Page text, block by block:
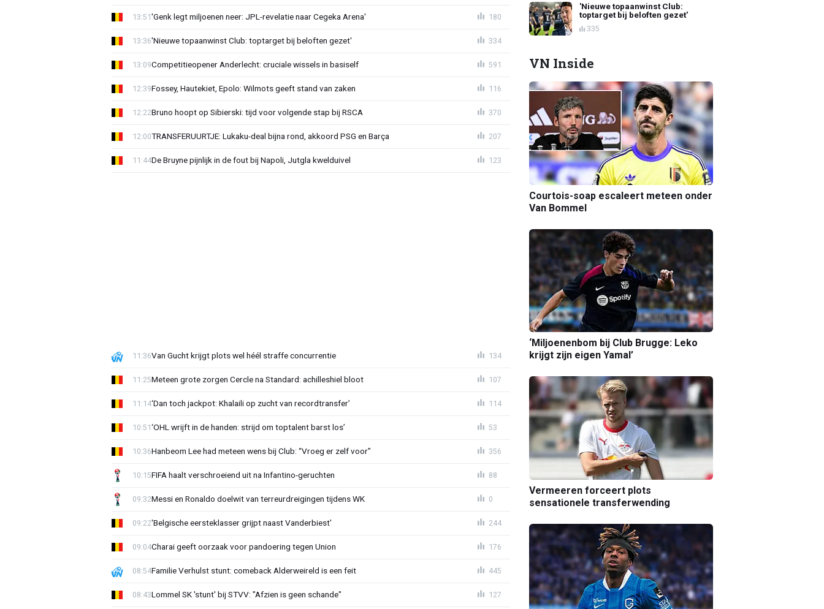
'Genk legt miljoenen neer: JPL-revelatie naar Cegeka Arena'
13:51 180
'Nieuwe topaanwinst Club: toptarget bij beloften gezet'
13:36 334
Competitieopener Anderlecht: cruciale wissels in basiself
13:09 591
Fossey, Hautekiet, Epolo: Wilmots geeft stand van zaken
12:39 116
Bruno hoopt op Sibierski: tijd voor volgende stap bij RSCA
12:22 370
TRANSFERUURTJE: Lukaku-deal bijna rond, akkoord PSG en Barça
12:00 207
De Bruyne pijnlijk in de fout bij Napoli, Jutgla kwelduivel
11:44 123
Van Gucht krijgt plots wel héél straffe concurrentie
11:36 134
Meteen grote zorgen Cercle na Standard: achilleshiel bloot
11:25 107
‘Dan toch jackpot: Khalaili op zucht van recordtransfer’
11:14 114
‘OHL wrijft in de handen: strijd om toptalent barst los’
10:51 53
Hanbeom Lee had meteen wens bij Club: “Vroeg er zelf voor”
10:36 356
FIFA haalt verschroeiend uit na Infantino-geruchten
10:15 88
Messi en Ronaldo doelwit van terreurdreigingen tijdens WK
09:32 0
'Belgische eersteklasser grijpt naast Vanderbiest'
09:22 244
Charai geeft oorzaak voor pandoering tegen Union
09:04 176
Familie Verhulst stunt: comeback Alderweireld is een feit
08:54 445
Lommel SK 'stunt' bij STVV: "Afzien is geen schande"
08:43 127
'Nieuwe topaanwinst Club:
toptarget bij beloften gezet'
335
VN Inside
Courtois-soap escaleert meteen onder
Van Bommel
‘Miljoenenbom bij Club Brugge: Leko
krijgt zijn eigen Yamal’
Vermeeren forceert plots
sensationele transferwending